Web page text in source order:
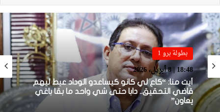
بطولة برو 1
18:48 | 8 أبريل، 2026
أيت منا: “كاع لي كانو كيساعدو الوداد عيط ليهم
بطولة برو 1
22:23 | 6 أبريل، 2026